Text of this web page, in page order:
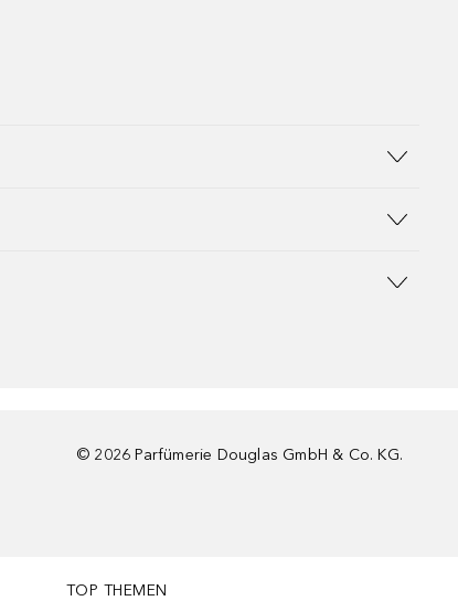
© 2026 Parfümerie Douglas GmbH & Co. KG.
TOP THEMEN